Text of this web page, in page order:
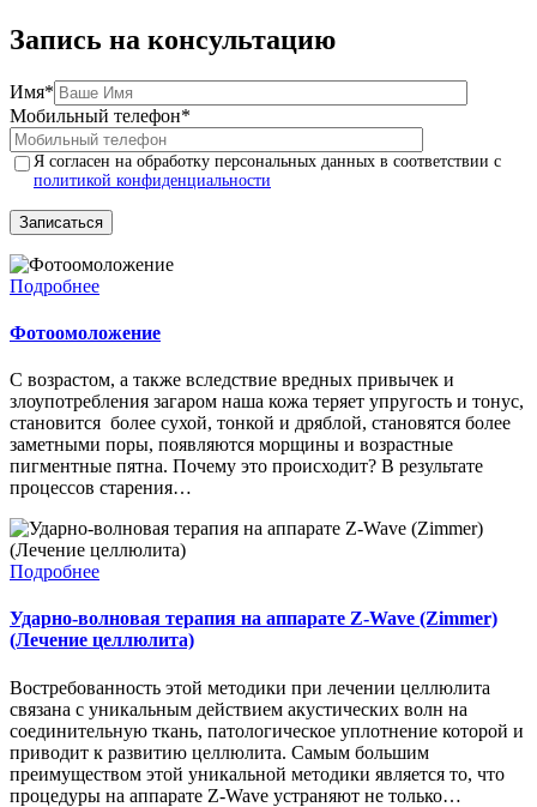
Запись на консультацию
Имя*
Мобильный телефон*
Я согласен на обработку персональных данных в соответствии с
политикой конфиденциальности
Подробнее
Фотоомоложение
С возрастом, а также вследствие вредных привычек и
злоупотребления загаром наша кожа теряет упругость и тонус,
становится более сухой, тонкой и дряблой, становятся более
заметными поры, появляются морщины и возрастные
пигментные пятна. Почему это происходит? В результате
процессов старения…
Подробнее
Ударно-волновая терапия на аппарате Z-Wave (Zimmer)
(Лечение целлюлита)
Востребованность этой методики при лечении целлюлита
связана с уникальным действием акустических волн на
соединительную ткань, патологическое уплотнение которой и
приводит к развитию целлюлита. Самым большим
преимуществом этой уникальной методики является то, что
процедуры на аппарате Z-Wave устраняют не только…